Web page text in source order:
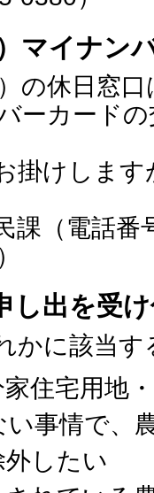
マイナン
の休日窓
ーカード
掛けします
課（電話
し出を受
かに該当す
住宅用地
事情で、
したい